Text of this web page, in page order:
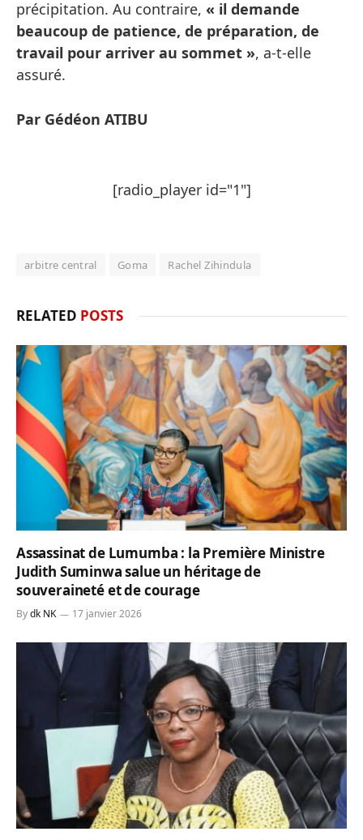
précipitation. Au contraire, « il demande
beaucoup de patience, de préparation, de
travail pour arriver au sommet », a-t-elle
assuré.
Par Gédéon ATIBU
[radio_player id="1"]
arbitre central Goma Rachel Zihindula
RELATED POSTS
Assassinat de Lumumba : la Première Ministre
Judith Suminwa salue un héritage de
souveraineté et de courage
Bydk NK 17 janvier 2026